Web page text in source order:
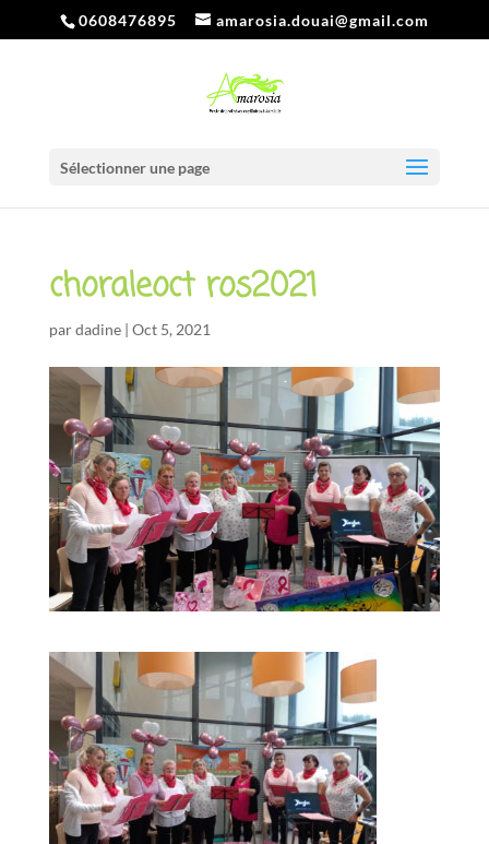
0608476895 amarosia.douai@gmail.com
Sélectionner une page
choraleoct ros2021
pardadine| Oct 5, 2021